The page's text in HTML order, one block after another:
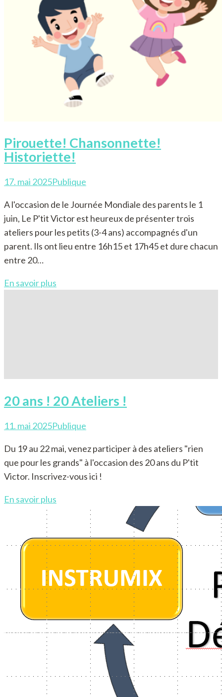
Pirouette! Chansonnette!
Historiette!
17. mai 2025Publique
A l'occasion de le Journée Mondiale des parents le 1
juin, Le P'tit Victor est heureux de présenter trois
ateliers pour les petits (3-4 ans) accompagnés d'un
parent. Ils ont lieu entre 16h15 et 17h45 et dure chacun
entre 20…
En savoir plus
20 ans ! 20 Ateliers !
11. mai 2025Publique
Du 19 au 22 mai, venez participer à des ateliers "rien
que pour les grands" à l'occasion des 20 ans du P'tit
Victor. Inscrivez-vous ici !
En savoir plus